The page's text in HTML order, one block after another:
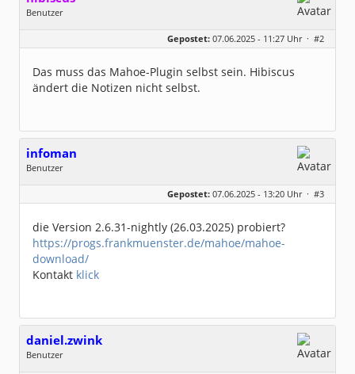
Benutzer
Homepage:
willuhn.de/
Dabei seit:
03 / 2005
Gepostet: 07.06.2025 - 11:27 Uhr · #2
Das muss das Mahoe-Plugin selbst sein. Hibiscus
ändert die Notizen nicht selbst.
infoman
Benutzer
Geschlecht:
Dabei seit:
06 / 2008
Gepostet: 07.06.2025 - 13:20 Uhr · #3
die Version 2.6.31-nightly (26.03.2025) probiert?
https://progs.frankmuenster.de/mahoe/mahoe-
download/
Kontakt klick
daniel.zwink
Benutzer